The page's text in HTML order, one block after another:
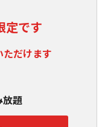
定です
だけます
放題